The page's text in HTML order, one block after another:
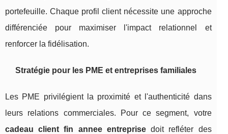
portefeuille. Chaque profil client nécessite une approche
différenciée pour maximiser l'impact relationnel et
renforcer la fidélisation.
Stratégie pour les PME et entreprises familiales
Les PME privilégient la proximité et l'authenticité dans
leurs relations commerciales. Pour ce segment, votre
cadeau client fin annee entreprisedoit refléter des